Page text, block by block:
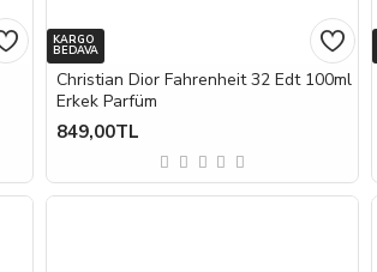
KARGO
BEDAVA
Christian Dior Fahrenheit 32 Edt 100ml
Erkek Parfüm
849,00TL